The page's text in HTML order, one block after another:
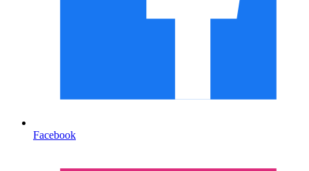
Facebook